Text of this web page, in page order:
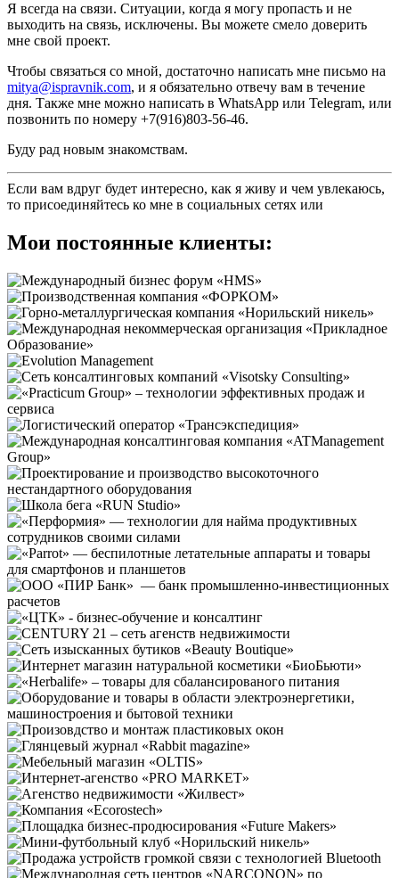
Я всегда на связи. Ситуации, когда я могу пропасть и не
выходить на связь, исключены. Вы можете смело доверить
мне свой проект.
Чтобы связаться со мной, достаточно написать мне письмо на
mitya@ispravnik.com, и я обязательно отвечу вам в течение
дня. Также мне можно написать в WhatsApp или Telegram, или
позвонить по номеру +7(916)803-56-46.
Буду рад новым знакомствам.
Если вам вдруг будет интересно, как я живу и чем увлекаюсь,
то присоединяйтесь ко мне в социальных сетях или
Мои постоянные клиенты: